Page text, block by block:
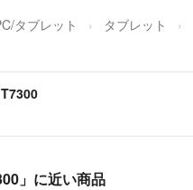
タブレット タブレット
」に近い商品